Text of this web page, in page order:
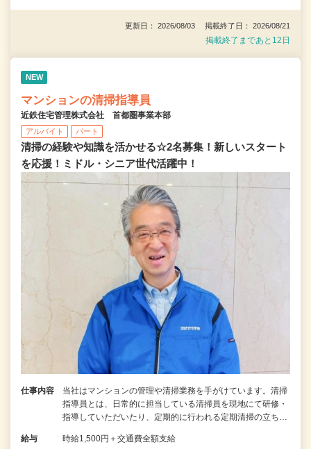
更新日： 2026/08/03 掲載終了日： 2026/08/21
掲載終了まであと12日
NEW
マンションの清掃指導員
近鉄住宅管理株式会社 首都圏事業本部
アルバイト パート
清掃の経験や知識を活かせる☆2名募集！新しいスタート
を応援！ミドル・シニア世代活躍中！
仕事内容
当社はマンションの管理や清掃業務を手がけています。清掃
指導員とは、日常的に担当している清掃員を現地にて研修・
指導していただいたり、定期的に行われる定期清掃の立ち…
給与 時給1,500円＋交通費全額支給